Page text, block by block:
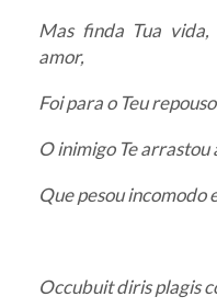
Mas finda Tua vida,
amor,
Foi para o Teu
O inimigo Te arrastou
Que pesou incomodo
Occubuit diris plagis